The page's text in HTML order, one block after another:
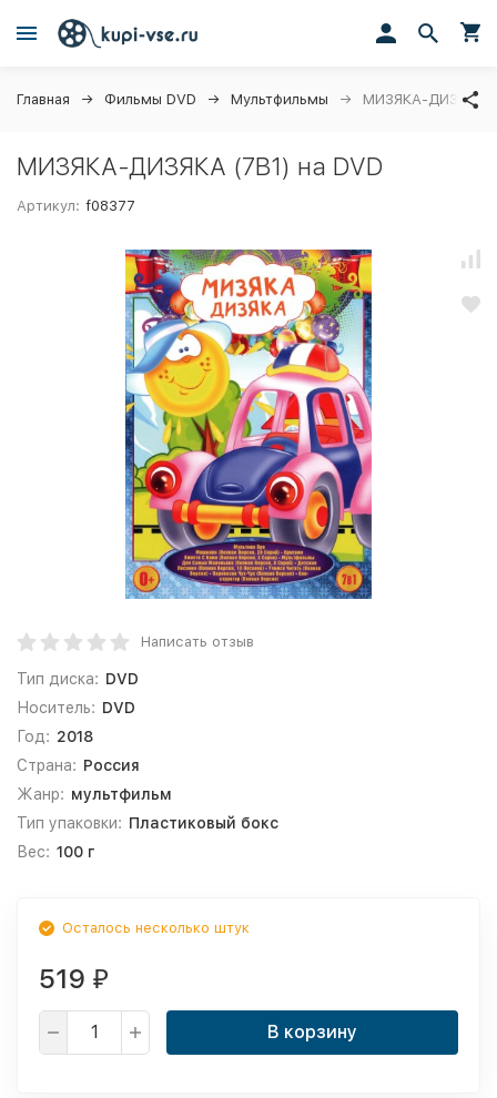
Главная Фильмы DVD Мультфильмы МИЗЯКА-ДИЗЯКА
МИЗЯКА-ДИЗЯКА (7В1) на DVD
Артикул: f08377
Написать отзыв
Тип диска: DVD
Носитель: DVD
Год: 2018
Страна: Россия
Жанр: мультфильм
Тип упаковки: Пластиковый бокс
Вес: 100 г
Осталось несколько штук
519 ₽
В корзину